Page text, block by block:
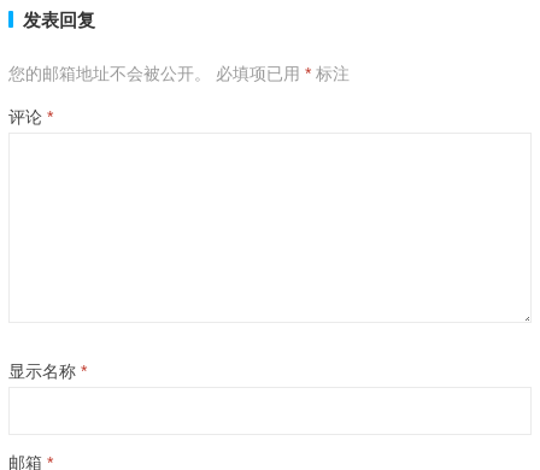
发表回复
您的邮箱地址不会被公开。 必填项已用 *标注
评论 *
显示名称 *
邮箱 *